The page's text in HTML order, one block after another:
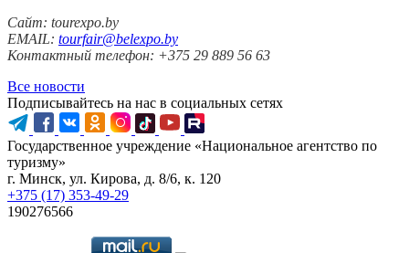
Сайт: tourexpo.by
EMAIL: tourfair@belexpo.by
Контактный телефон: +375 29 889 56 63
Все новости
Подписывайтесь на нас в социальных сетях
Государственное учреждение «Национальное агентство по
туризму»
г. Минск, ул. Кирова, д. 8/6, к. 120
+375 (17) 353-49-29
190276566